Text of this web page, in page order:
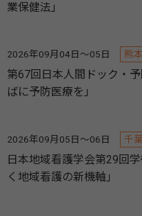
業保健法」
2026年09月04日～05日 熊
第67回日本人間ドック・
ばに予防医療を」
2026年09月05日～06日 千
日本地域看護学会第29回
く地域看護の新機軸」